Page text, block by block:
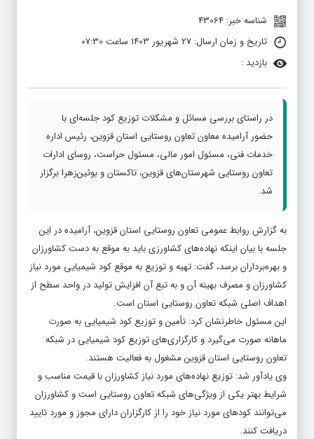
شناسه خبر: 43064
تاریخ و زمان ارسال: 27 شهریور 1403 ساعت 07:30
بازدید :
در راستای بررسی مسائل و مشکلات توزیع کود جلسه‌ای با
حضور آرامیده معاون تعاون روستایی استان قزوین، رئیس اداره
خدمات فنی، مسئول امور مالی، مسئول حراست، روسای ادارات
تعاون روستایی شهرستان‌های قزوین، تاکستان و بوئین‌زهرا برگزار
شد.
به گزارش روابط عمومی تعاون روستایی استان قزوین، آرامیده در این
جلسه با بیان اینکه نهاده‌های کشاورزی باید به موقع به دست کشاورزان
و بهره‌برداران برسد، گفت: تهیه و توزیع به موقع کود شیمیایی مورد نیاز
کشاورزان و مصرف بهینه آن و به تبع آن افزایش تولید در واحد سطح از
اهداف اصلی شبکه تعاون روستایی استان است.
این مسئول خاطرنشان کرد: تأمین و توزیع کود شیمیایی به صورت
ماهانه صورت می‌گیرد و کارگزاری‌های توزیع کود شیمیایی در شبکه
تعاون روستایی استان قزوین مشغول به فعالیت هستند.
وی یادآور شد: توزیع نهاده‌های مورد نیاز کشاورزان با قیمت مناسب و
شرایط بهتر یکی از ویژگی‌های شبکه تعاون روستایی است و کشاورزان
می‌توانند کودهای مورد نیاز خود را از کارگزاران دارای مجوز و مورد تایید
دریافت کنند.